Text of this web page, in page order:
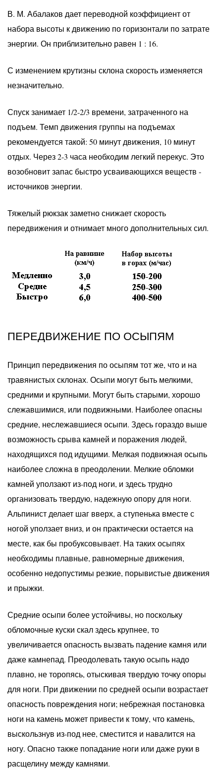
В. М. Абалаков дает переводной коэффициент от
набора высоты к движению по горизонтали по затрате
энергии. Он приблизительно равен 1 : 16.
С изменением крутизны склона скорость изменяется
незначительно.
Спуск занимает 1/2-2/3 времени, затраченного на
подъем. Темп движения группы на подъемах
рекомендуется такой: 50 минут движения, 10 минут
отдых. Через 2-3 часа необходим легкий перекус. Это
возобновит запас быстро усваивающихся веществ -
источников энергии.
Тяжелый рюкзак заметно снижает скорость
передвижения и отнимает много дополнительных сил.
ПЕРЕДВИЖЕНИЕ ПО ОСЫПЯМ
Принцип передвижения по осыпям тот же, что и на
травянистых склонах. Осыпи могут быть мелкими,
средними и крупными. Могут быть старыми, хорошо
слежавшимися, или подвижными. Наиболее опасны
средние, неслежавшиеся осыпи. Здесь гораздо выше
возможность срыва камней и поражения людей,
находящихся под идущими. Мелкая подвижная осыпь
наиболее сложна в преодолении. Мелкие обломки
камней уползают из-под ноги, и здесь трудно
организовать твердую, надежную опору для ноги.
Альпинист делает шаг вверх, а ступенька вместе с
ногой уползает вниз, и он практически остается на
месте, как бы пробуксовывает. На таких осыпях
необходимы плавные, равномерные движения,
особенно недопустимы резкие, порывистые движения
и прыжки.
Средние осыпи более устойчивы, но поскольку
обломочные куски скал здесь крупнее, то
увеличивается опасность вызвать падение камня или
даже камнепад. Преодолевать такую осыпь надо
плавно, не торопясь, отыскивая твердую точку опоры
для ноги. При движении по средней осыпи возрастает
опасность повреждения ноги; небрежная постановка
ноги на камень может привести к тому, что камень,
выскользнув из-под нее, сместится и навалится на
ногу. Опасно также попадание ноги или даже руки в
расщелину между камнями.